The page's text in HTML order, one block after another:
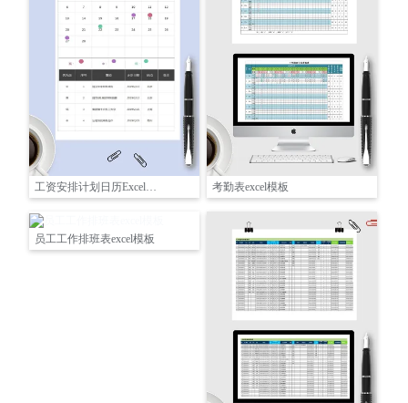
工资安排计划日历Excel表格 考勤表excel模板
员工工作排班表excel模板